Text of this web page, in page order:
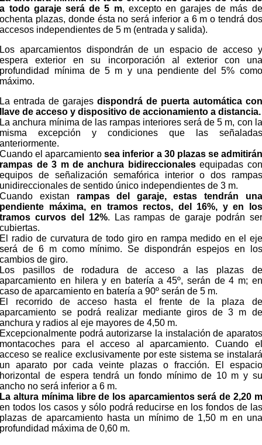
a todo garaje será de 5 m, excepto en garajes de más de
ochenta plazas, donde ésta no será inferior a 6 m o tendrá dos
accesos independientes de 5 m (entrada y salida).
Los aparcamientos dispondrán de un espacio de acceso y
espera exterior en su incorporación al exterior con una
profundidad mínima de 5 m y una pendiente del 5% como
máximo.
La entrada de garajes dispondrá de puerta automática con
llave de acceso y dispositivo de accionamiento a distancia.
La anchura mínima de las rampas interiores será de 5 m, con la
misma excepción y condiciones que las señaladas
anteriormente.
Cuando el aparcamientosea inferior a 30 plazas se admitirán
rampas de 3 m de anchura bidireccionalesequipadas con
equipos de señalización semafórica interior o dos rampas
unidireccionales de sentido único independientes de 3 m.
Cuando existan rampas del garaje, estas tendrán una
pendiente máxima, en tramos rectos, del 16%, y en los
tramos curvos del 12%. Las rampas de garaje podrán ser
cubiertas.
El radio de curvatura de todo giro en rampa medido en el eje
será de 6 m como mínimo. Se dispondrán espejos en los
cambios de giro.
Los pasillos de rodadura de acceso a las plazas de
aparcamiento en hilera y en batería a 45º, serán de 4 m; en
caso de aparcamiento en batería a 90º serán de 5 m.
El recorrido de acceso hasta el frente de la plaza de
aparcamiento se podrá realizar mediante giros de 3 m de
anchura y radios al eje mayores de 4,50 m.
Excepcionalmente podrá autorizarse la instalación de aparatos
montacoches para el acceso al aparcamiento. Cuando el
acceso se realice exclusivamente por este sistema se instalará
un aparato porcada veinte plazas o fracción. El espacio
horizontal de espera tendrá un fondo mínimo de 10 m y su
ancho no será inferior a 6 m.
La altura mínima libre de los aparcamientos será de 2,20 m
en todos los casos y sólo podrá reducirseen los fondos de las
plazas de aparcamiento hasta un mínimo de 1,50 m en una
profundidad máxima de0,60 m.